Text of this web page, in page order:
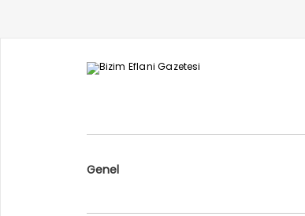
Genel